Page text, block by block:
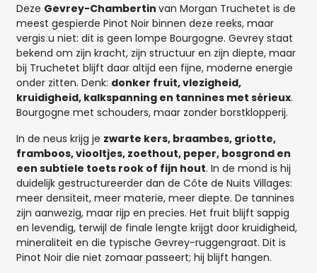
Deze Gevrey-Chambertin van Morgan Truchetet is de
meest gespierde Pinot Noir binnen deze reeks, maar
vergis u niet: dit is geen lompe Bourgogne. Gevrey staat
bekend om zijn kracht, zijn structuur en zijn diepte, maar
bij Truchetet blijft daar altijd een fijne, moderne energie
onder zitten. Denk: donker fruit, vlezigheid,
kruidigheid, kalkspanning en tannines met sérieux.
Bourgogne met schouders, maar zonder borstklopperij.
In de neus krijg je zwarte kers, braambes, griotte,
framboos, viooltjes, zoethout, peper, bosgrond en
een subtiele toets rook of fijn hout. In de mond is hij
duidelijk gestructureerder dan de Côte de Nuits Villages:
meer densiteit, meer materie, meer diepte. De tannines
zijn aanwezig, maar rijp en precies. Het fruit blijft sappig
en levendig, terwijl de finale lengte krijgt door kruidigheid,
mineraliteit en die typische Gevrey-ruggengraat. Dit is
Pinot Noir die niet zomaar passeert; hij blijft hangen.